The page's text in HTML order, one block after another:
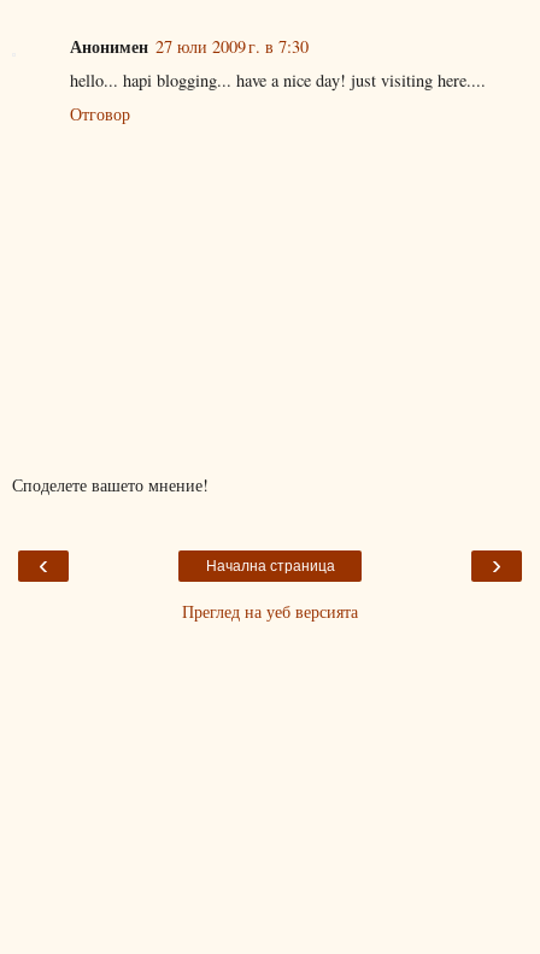
Анонимен 27 юли 2009 г. в 7:30
hello... hapi blogging... have a nice day! just visiting here....
Отговор
Споделете вашето мнение!
‹ ›
Начална страница
Преглед на уеб версията